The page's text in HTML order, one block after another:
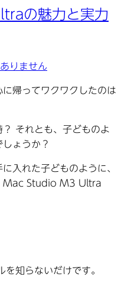
の魅力と実力
りません
帰ってワクワクしたのは
それとも、子どものよ
ょうか？
入れた子どものように、
Mac Studio M3 Ultra
知らないだけです。